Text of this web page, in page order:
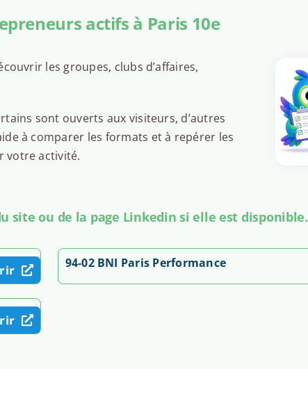
Voir l'événement
France
d'information Cheffe
actifs à Paris 10e
les groupes, clubs d’affaires,
sont ouverts aux visiteurs, d’autres
à comparer les formats et à repérer les
votre activité.
site ou de la page Linkedin si elle est disponible.
94-02 BNI Paris Performance